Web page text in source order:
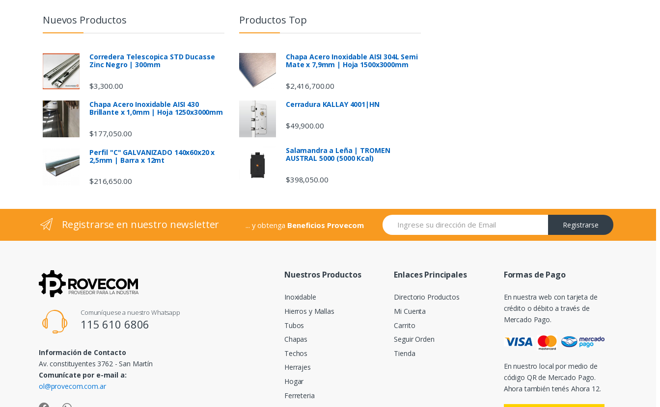
Nuevos Productos
Corredera Telescopica STD Ducasse
Zinc Negro | 300mm
$3,300.00
Chapa Acero Inoxidable AISI 430
Brillante x 1,0mm | Hoja 1250x3000mm
$177,050.00
Perfil "C" GALVANIZADO 140x60x20 x
2,5mm | Barra x 12mt
$216,650.00
Productos Top
Chapa Acero Inoxidable AISI 304L Semi
Mate x 7,9mm | Hoja 1500x3000mm
$2,416,700.00
Cerradura KALLAY 4001|HN
$49,900.00
Salamandra a Leña | TROMEN
AUSTRAL 5000 (5000 Kcal)
$398,050.00
Registrarse en nuestro newsletter ... y obtenga Beneficios Provecom Registrarse
Comuníquese a nuestro Whatsapp
115 610 6806
Información de Contacto
Av. constituyentes 3762 - San Martín
Comunícate por e-mail a:
ol@provecom.com.ar
Nuestros Productos
Inoxidable
Hierros y Mallas
Tubos
Chapas
Techos
Herrajes
Hogar
Ferreteria
Enlaces Principales
Directorio Productos
Mi Cuenta
Carrito
Seguir Orden
Tienda
Formas de Pago
En nuestra web con tarjeta de
crédito o débito a través de
Mercado Pago.
En nuestro local por medio de
código QR de Mercado Pago.
Ahora también tenés Ahora 12.